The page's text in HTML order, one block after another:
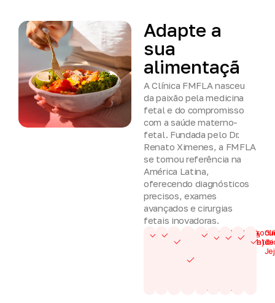
Adapte a
sua
alimentação
A Clínica FMFLA nasceu
da paixão pela medicina
fetal e do compromisso
com a saúde materno-
fetal. Fundada pelo Dr.
Renato Ximenes, a FMFLA
se tornou referência na
América Latina,
oferecendo diagnósticos
precisos, exames
avançados e cirurgias
fetais inovadoras.
Sorologias
Ultrassom
Tipagem
Sanguínea
Teste de
Coombs
negativo
Hemograma
TSH
(Tireóide)
Urina
tipo I
de